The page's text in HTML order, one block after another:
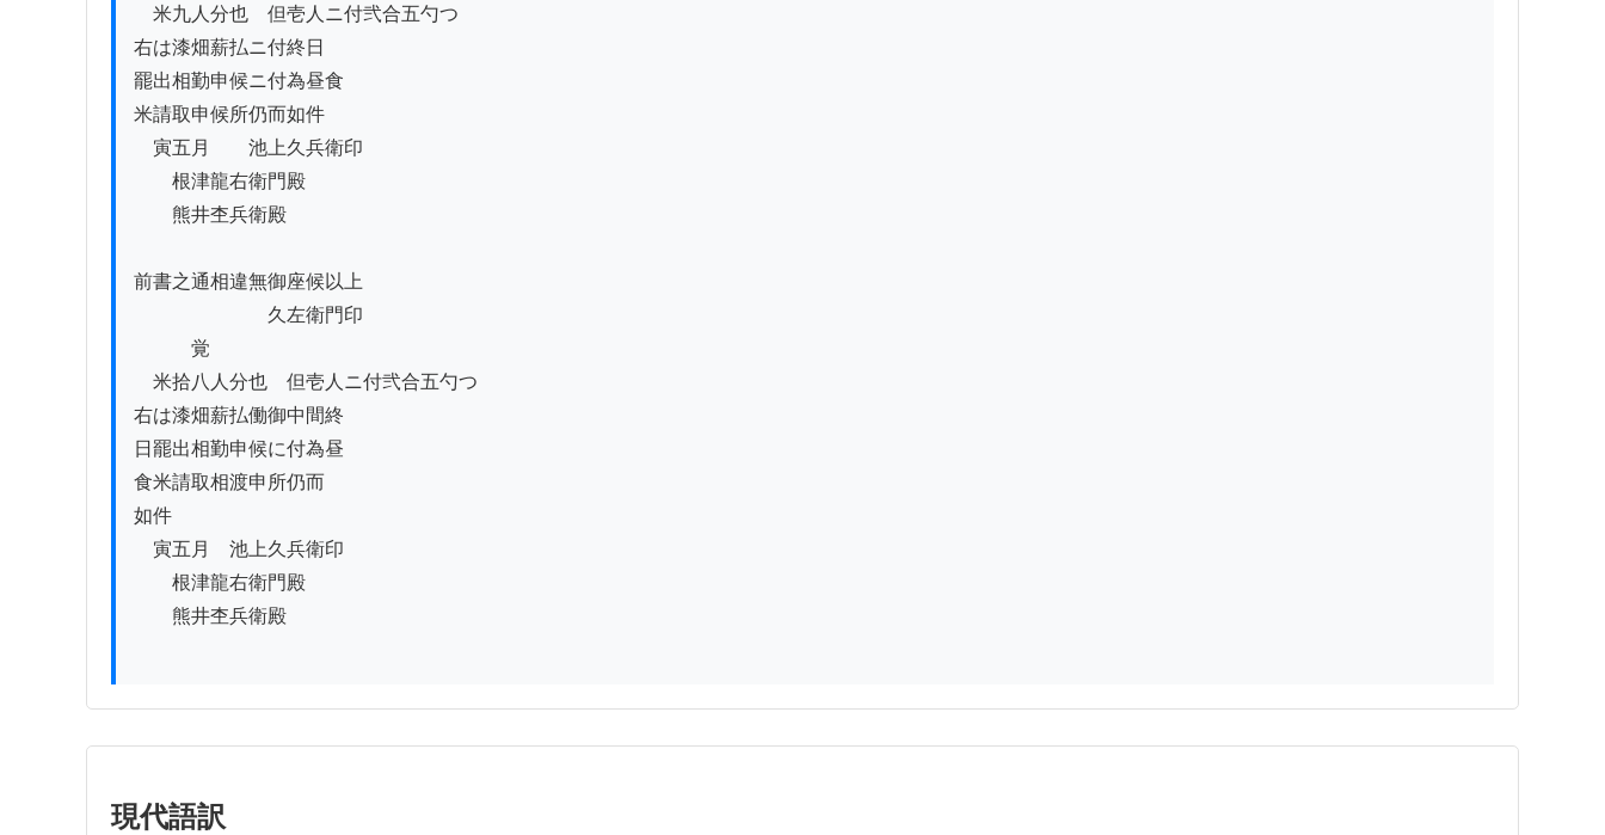
米九人分也　但壱人ニ付弐合五勺つゝ
右は漆畑薪払ニ付終日
罷出相勤申候ニ付為昼食
米請取申候所仍而如件
寅五月　　池上久兵衛印
根津龍右衛門殿
熊井杢兵衛殿
前書之通相違無御座候以上
久左衛門印
覚
米拾八人分也　但壱人ニ付弐合五勺つゝ
右は漆畑薪払働御中間終
日罷出相勤申候に付為昼
食米請取相渡申所仍而
如件
寅五月　池上久兵衛印
根津龍右衛門殿
熊井杢兵衛殿
現代語訳